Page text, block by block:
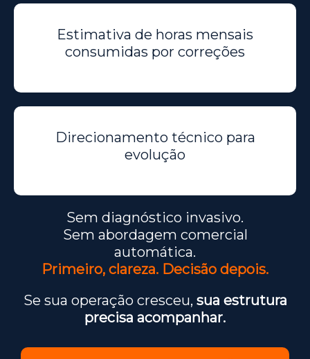
Estimativa de horas mensais
consumidas por correções
Direcionamento técnico para
evolução
Sem diagnóstico invasivo.
Sem abordagem comercial
automática.
Primeiro, clareza. Decisão depois.
Se sua operação cresceu, sua estrutura
precisa acompanhar.